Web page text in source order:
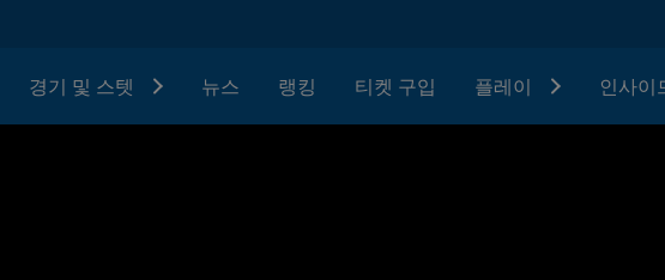
경기 및 스텟 뉴스 랭킹 티켓 구입 플레이 인사이